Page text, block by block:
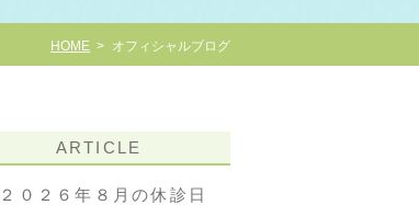
HOME オフィシャルブログ
ARTICLE
０２６年８月の休診日